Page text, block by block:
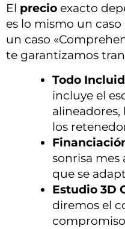
El precio exacto
es lo mismo un caso
un caso
te garantizamos
Todo
incluye el
alineadores,
los
sonrisa mes
que se
Estudio 3D
diremos el